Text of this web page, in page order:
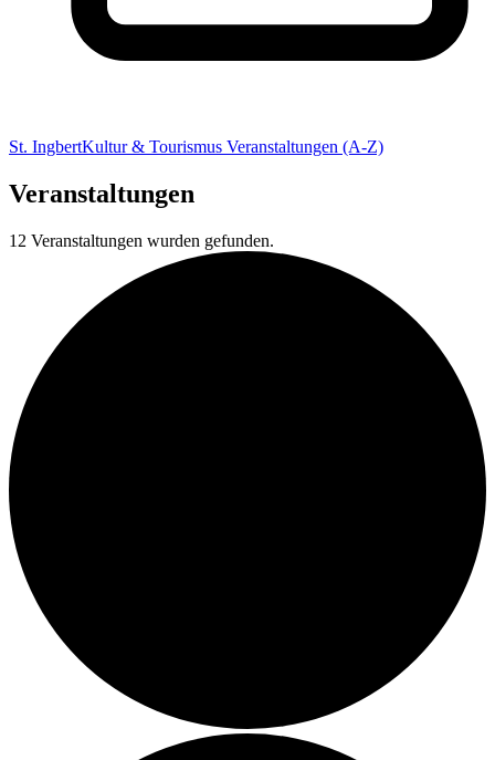
St. IngbertKultur & Tourismus Veranstaltungen (A-Z)
Veranstaltungen
12 Veranstaltungen wurden gefunden.